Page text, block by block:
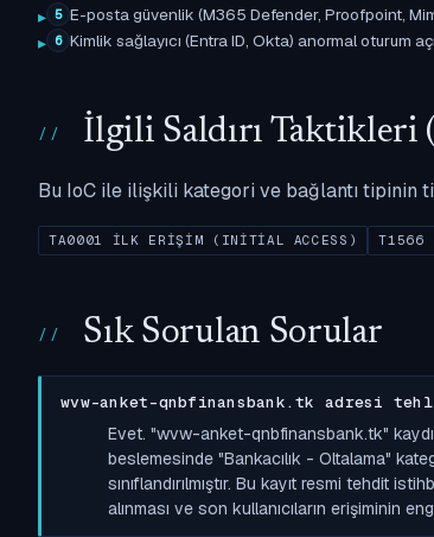
5 E-posta güvenlik (M365 Defender, Proofpoint,
6 Kimlik sağlayıcı (Entra ID, Okta) anormal oturum
İlgili Saldırı
Bu IoC ile ilişkili kategori ve bağlantı tipinin
TA0001 İLK ERIŞIM (INITIAL ACCESS) T1566
Sık Sorulan Sorular
wvw-anket-qnbfinansbank.tk adresi
Evet. "wvw-anket-qnbfinansbank.tk" kaydı
beslemesinde "Bankacılık - Oltalama"
sınıflandırılmıştır. Bu kayıt resmi tehdit
alınması ve son kullanıcıların erişiminin